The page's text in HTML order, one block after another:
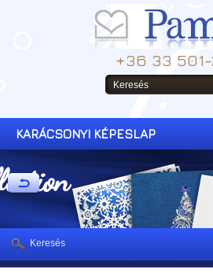
+36 33 501-
KARÁCSONYI KÉPESLAP
Keresés